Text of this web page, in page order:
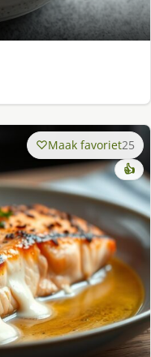
Maak favoriet25
👍